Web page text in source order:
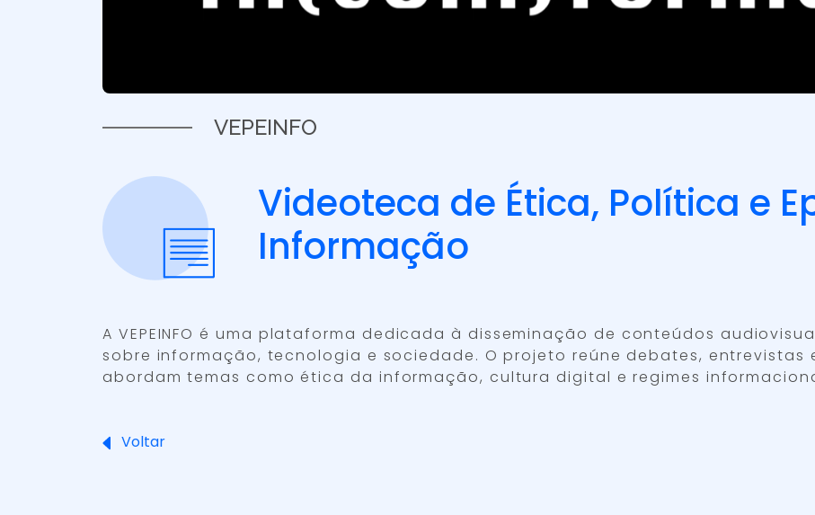
VEPEINFO
Videoteca de Ética, Política e
Informação
A VEPEINFO é uma plataforma dedicada à disseminação de conteúdos
sobre informação, tecnologia e sociedade. O projeto reúne debates, entrevistas
abordam temas como ética da informação, cultura digital e regimes
Voltar